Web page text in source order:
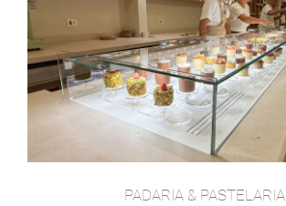
PADARIA & PASTELARIA